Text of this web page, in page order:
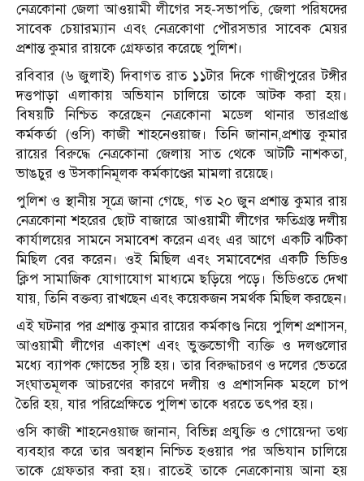
নেত্রকোনা জেলা আওয়ামী লীগের সহ-সভাপতি, জেলা পরিষদের
সাবেক চেয়ারম্যান এবং নেত্রকোণা পৌরসভার সাবেক মেয়র
প্রশান্ত কুমার রায়কে গ্রেফতার করেছে পুলিশ।
রবিবার (৬ জুলাই) দিবাগত রাত ১১টার দিকে গাজীপুরের টঙ্গীর
দত্তপাড়া এলাকায় অভিযান চালিয়ে তাকে আটক করা হয়।
বিষয়টি নিশ্চিত করেছেন নেত্রকোনা মডেল থানার ভারপ্রাপ্ত
কর্মকর্তা (ওসি) কাজী শাহনেওয়াজ। তিনি জানান,প্রশান্ত কুমার
রায়ের বিরুদ্ধে নেত্রকোনা জেলায় সাত থেকে আটটি নাশকতা,
ভাঙচুর ও উসকানিমূলক কর্মকাণ্ডের মামলা রয়েছে।
পুলিশ ও স্থানীয় সূত্রে জানা গেছে, গত ২০ জুন প্রশান্ত কুমার রায়
নেত্রকোনা শহরের ছোট বাজারে আওয়ামী লীগের ক্ষতিগ্রস্ত দলীয়
কার্যালয়ের সামনে সমাবেশ করেন এবং এর আগে একটি ঝটিকা
মিছিল বের করেন। ওই মিছিল এবং সমাবেশের একটি ভিডিও
ক্লিপ সামাজিক যোগাযোগ মাধ্যমে ছড়িয়ে পড়ে। ভিডিওতে দেখা
যায়, তিনি বক্তব্য রাখছেন এবং কয়েকজন সমর্থক মিছিল করছেন।
এই ঘটনার পর প্রশান্ত কুমার রায়ের কর্মকাণ্ড নিয়ে পুলিশ প্রশাসন,
আওয়ামী লীগের একাংশ এবং ভুক্তভোগী ব্যক্তি ও দলগুলোর
মধ্যে ব্যাপক ক্ষোভের সৃষ্টি হয়। তার বিরুদ্ধাচরণ ও দলের ভেতরে
সংঘাতমূলক আচরণের কারণে দলীয় ও প্রশাসনিক মহলে চাপ
তৈরি হয়, যার পরিপ্রেক্ষিতে পুলিশ তাকে ধরতে তৎপর হয়।
ওসি কাজী শাহনেওয়াজ জানান, বিভিন্ন প্রযুক্তি ও গোয়েন্দা তথ্য
ব্যবহার করে তার অবস্থান নিশ্চিত হওয়ার পর অভিযান চালিয়ে
তাকে গ্রেফতার করা হয়। রাতেই তাকে নেত্রকোনায় আনা হয়